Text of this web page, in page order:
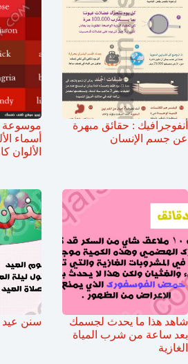
أنفوجرافيك : حقائق مبهرة
عن جسم الإنسان
موسوعة
أسماء
الألوان
شاهد هذا ما يحدث لجسمك
بعد ساعة من شرب المياة
الغازية
سنن عيد